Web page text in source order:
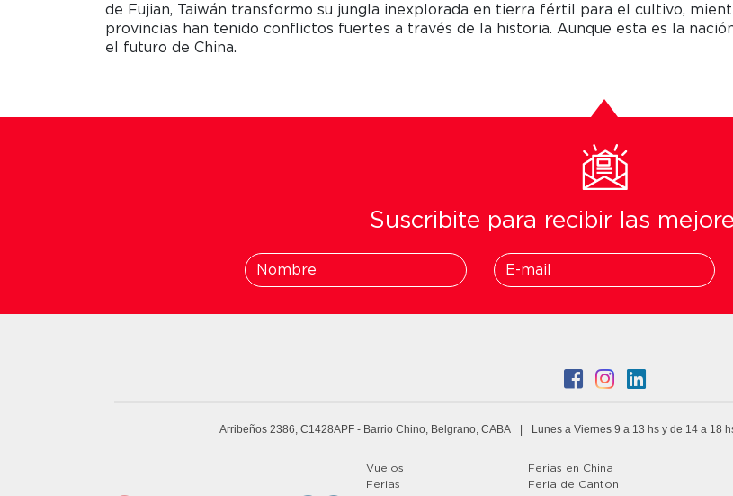
de Fujian, Taiwán transformo su jungla inexplorada en tierra fértil para el cultivo,
provincias han tenido conflictos fuertes a través de la historia. Aunque esta es la
el futuro de China.
Suscribite para recibir las
Arribeños 2386, C1428APF - Barrio Chino, Belgrano, CABA | Lunes a Viernes 9 a 13 hs y de 14 a 18
Vuelos
Ferias
Ferias en China
Feria de Canton